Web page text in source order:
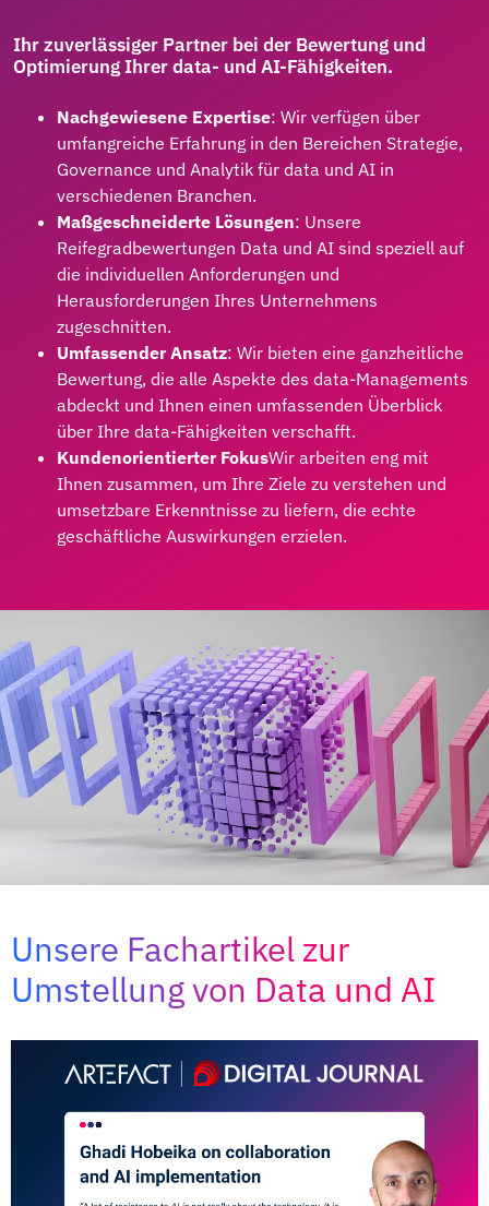
Ihr zuverlässiger Partner bei der Bewertung und
Optimierung Ihrer data- und AI-Fähigkeiten.
Nachgewiesene Expertise: Wir verfügen über
umfangreiche Erfahrung in den Bereichen Strategie,
Governance und Analytik für data und AI in
verschiedenen Branchen.
Maßgeschneiderte Lösungen: Unsere
Reifegradbewertungen Data und AI sind speziell auf
die individuellen Anforderungen und
Herausforderungen Ihres Unternehmens
zugeschnitten.
Umfassender Ansatz: Wir bieten eine ganzheitliche
Bewertung, die alle Aspekte des data-Managements
abdeckt und Ihnen einen umfassenden Überblick
über Ihre data-Fähigkeiten verschafft.
Kundenorientierter FokusWir arbeiten eng mit
Ihnen zusammen, um Ihre Ziele zu verstehen und
umsetzbare Erkenntnisse zu liefern, die echte
geschäftliche Auswirkungen erzielen.
Unsere Fachartikel zur
Umstellung von Data und AI